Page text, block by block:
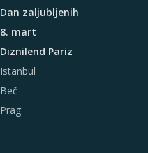
Dan zaljubljenih
8. mart
Diznilend Pariz
Istanbul
Beč
Prag